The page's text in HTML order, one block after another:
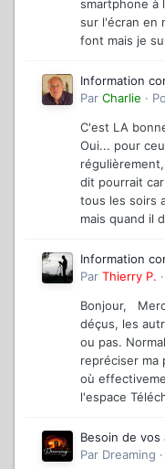
smartphone à
sur l'écran en
font mais je
Information
Par Charlie ·
C'est LA
Oui... pour
dit pourrait
tous les soirs
mais quand il
Information
Par Thierry P. ·
Bonjour,
déçus, les
ou pas.
repréciser ma
où
l'espace
Besoin de vos
Par Dreaming ·